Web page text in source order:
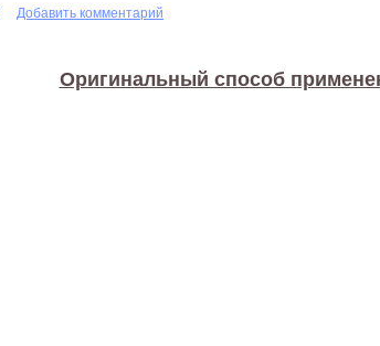
Добавить комментарий
Оригинальный способ